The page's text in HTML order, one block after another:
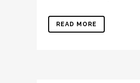
READ MORE